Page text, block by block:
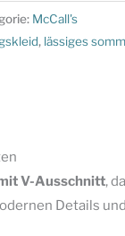
McCall's
, lässiges
V-Ausschnitt,
Details